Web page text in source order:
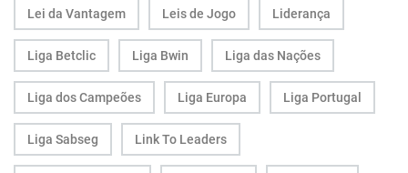
Lei da Vantagem Leis de Jogo Liderança
Liga Betclic Liga Bwin Liga das Nações
Liga dos Campeões Liga Europa Liga Portugal
Liga Sabseg Link To Leaders